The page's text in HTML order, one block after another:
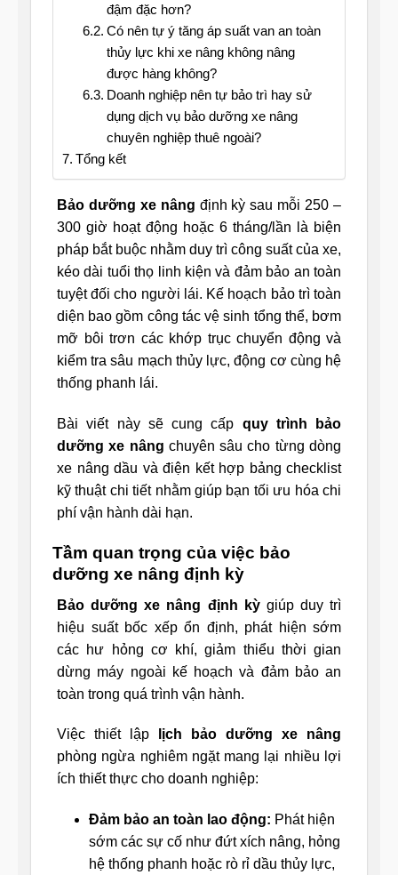
đậm đặc hơn?
Có nên tự ý tăng áp suất van an toàn
thủy lực khi xe nâng không nâng
được hàng không?
Doanh nghiệp nên tự bảo trì hay sử
dụng dịch vụ bảo dưỡng xe nâng
chuyên nghiệp thuê ngoài?
Tổng kết
Bảo dưỡng xe nâng định kỳ sau mỗi 250 –
300 giờ hoạt động hoặc 6 tháng/lần là biện
pháp bắt buộc nhằm duy trì công suất của xe,
kéo dài tuổi thọ linh kiện và đảm bảo an toàn
tuyệt đối cho người lái. Kế hoạch bảo trì toàn
diện bao gồm công tác vệ sinh tổng thể, bơm
mỡ bôi trơn các khớp trục chuyển động và
kiểm tra sâu mạch thủy lực, động cơ cùng hệ
thống phanh lái.
Bài viết này sẽ cung cấp quy trình bảo
dưỡng xe nâng chuyên sâu cho từng dòng
xe nâng dầu và điện kết hợp bảng checklist
kỹ thuật chi tiết nhằm giúp bạn tối ưu hóa chi
phí vận hành dài hạn.
Tầm quan trọng của việc bảo
dưỡng xe nâng định kỳ
Bảo dưỡng xe nâng định kỳgiúp duy trì
hiệu suất bốc xếp ổn định, phát hiện sớm
các hư hỏng cơ khí, giảm thiểu thời gian
dừng máy ngoài kế hoạch và đảm bảo an
toàn trong quá trình vận hành.
Việc thiết lập
lịch bảo dưỡng xe nâng
phòng ngừa nghiêm ngặt mang lại nhiều lợi
ích thiết thực cho doanh nghiệp:
Đảm bảo an toàn lao động: Phát hiện
sớm các sự cố như đứt xích nâng, hỏng
hệ thống phanh hoặc rò rỉ dầu thủy lực,